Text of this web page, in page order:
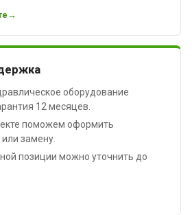
оборудование
12 месяцев.
поможем оформить
замену.
позиции можно уточнить до